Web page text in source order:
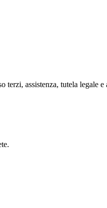
assistenza, tutela legale